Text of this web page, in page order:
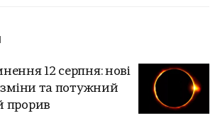
12 серпня: нові
зміни та потужний
прорив